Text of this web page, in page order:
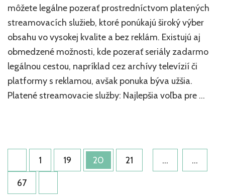
pozerať
filmy
a
seriály
legálne
môžete legálne pozerať prostredníctvom platených
streamovacích služieb, ktoré ponúkajú široký výber
obsahu vo vysokej kvalite a bez reklám. Existujú aj
obmedzené možnosti, kde pozerať seriály zadarmo
legálnou cestou, napríklad cez archívy televízií či
platformy s reklamou, avšak ponuka býva užšia.
Platené streamovacie služby: Najlepšia voľba pre …
Stránkovanie
príspevkov
Stránka
1 …
Stránka
19 Stránka
20 Stránka
21
…
Stránka
67